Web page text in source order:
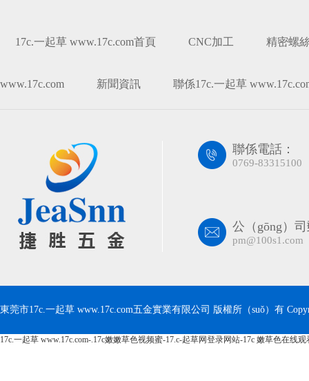
17c.一起草 www.17c.com首頁 CNC加工 精密螺
www.17c.com 新聞資訊 聯係17c.一起草
聯係電話：
0769-83315100
公（gōng）
pm@100s1.com
東莞市17c.一起草 www.17c.com五金實業有限公司 版權所（suǒ）有
17c.一起草 www.17c.com-.17c嫩嫩草色视频蜜-17.c-起草网登录网站-17c 嫩草色在线观